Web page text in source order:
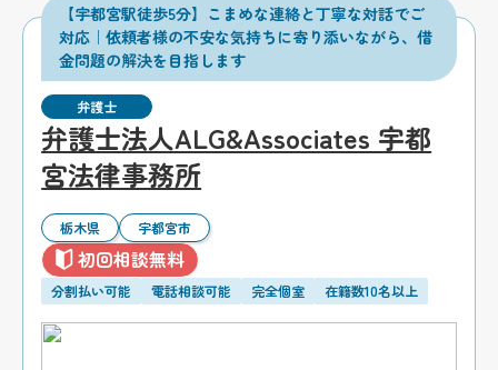
【宇都宮駅徒歩5分】こまめな連絡と丁寧な対話でご
対応｜依頼者様の不安な気持ちに寄り添いながら、借
金問題の解決を目指します
弁護士
弁護士法人ALG&Associates 宇都
宮法律事務所
栃木県 宇都宮市
初回相談無料
分割払い可能 電話相談可能 完全個室 在籍数10名以上